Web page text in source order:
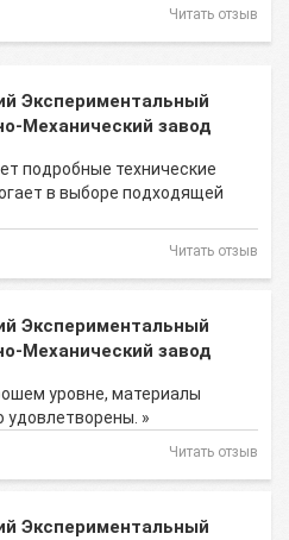
Читать отзыв
Экспериментальный
Механический завод
подробные технические
в выборе подходящей
Читать отзыв
Экспериментальный
Механический завод
уровне, материалы
»
Читать отзыв
Экспериментальный